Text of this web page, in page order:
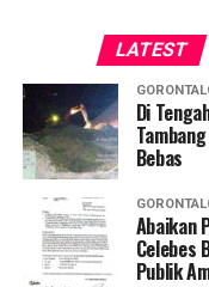
LATEST
Di
Bebas
Abaikan
Celebes
Publik